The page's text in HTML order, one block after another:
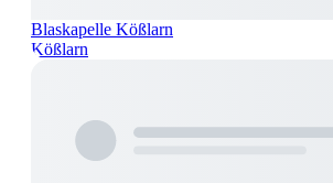
Blaskapelle Kößlarn
Kößlarn